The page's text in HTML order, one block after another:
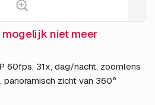
niet meer
60fps, 31x, dag/nacht, zoomlens
zicht van 360°